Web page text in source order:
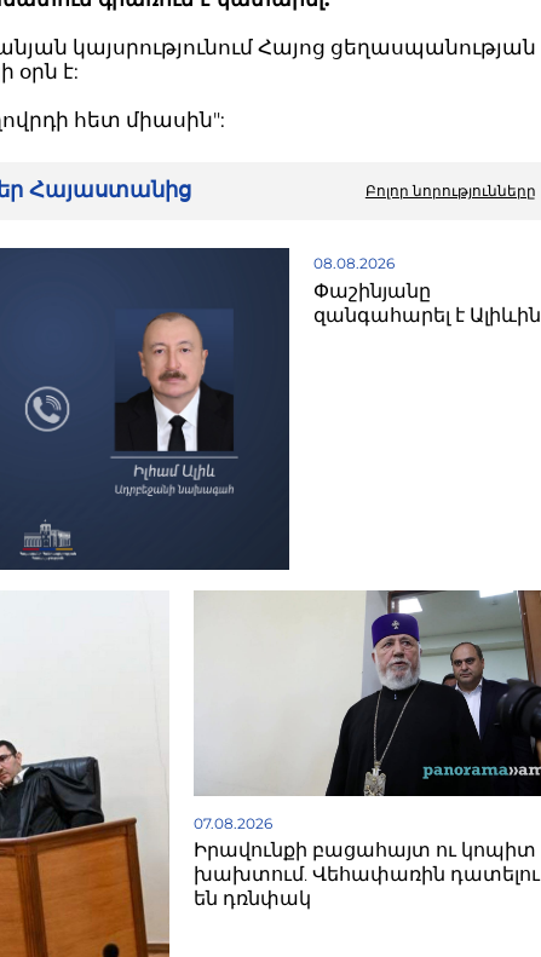
կայսրությունում Հայոց ցեղասպանության
օրն է:
հետ միասին":
Հայաստանից Բոլոր նորությունները
08.08.2026
Փաշինյանը
զանգահարել է Ալիևին
07.08.2026
Իրավունքի բացահայտ ու կոպիտ
խախտում. Վեհափառին դատելու
են դռնփակ